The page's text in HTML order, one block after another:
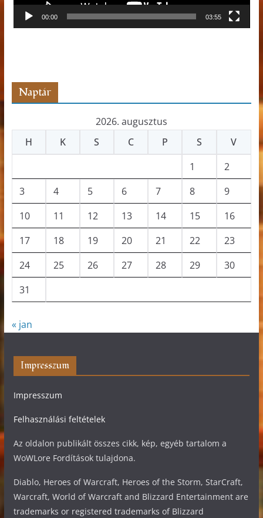
j
00:00 03:55
Naptár
2026. augusztus
H
K S C P S
V
1
2
3
4 5 6 7 8
9
10
11 12 13 14 15
16
17
18 19 20 21 22
23
24
25 26 27 28 29
30
31
« jan
Impresszum
Impresszum
Felhasználási feltételek
Az oldalon publikált összes cikk, kép, egyéb tartalom a
WoWLore Fordítások tulajdona.
Diablo, Heroes of Warcraft, Heroes of the Storm, StarCraft,
Warcraft, World of Warcraft and Blizzard Entertainment are
trademarks or registered trademarks of Blizzard